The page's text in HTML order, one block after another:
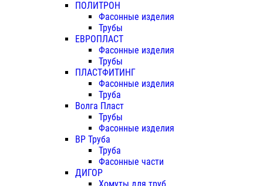
ПОЛИТРОН
Фасонные изделия
Трубы
ЕВРОПЛАСТ
Фасонные изделия
Трубы
ПЛАСТФИТИНГ
Фасонные изделия
Труба
Волга Пласт
Трубы
Фасонные изделия
ВР Труба
Труба
Фасонные части
ДИГОР